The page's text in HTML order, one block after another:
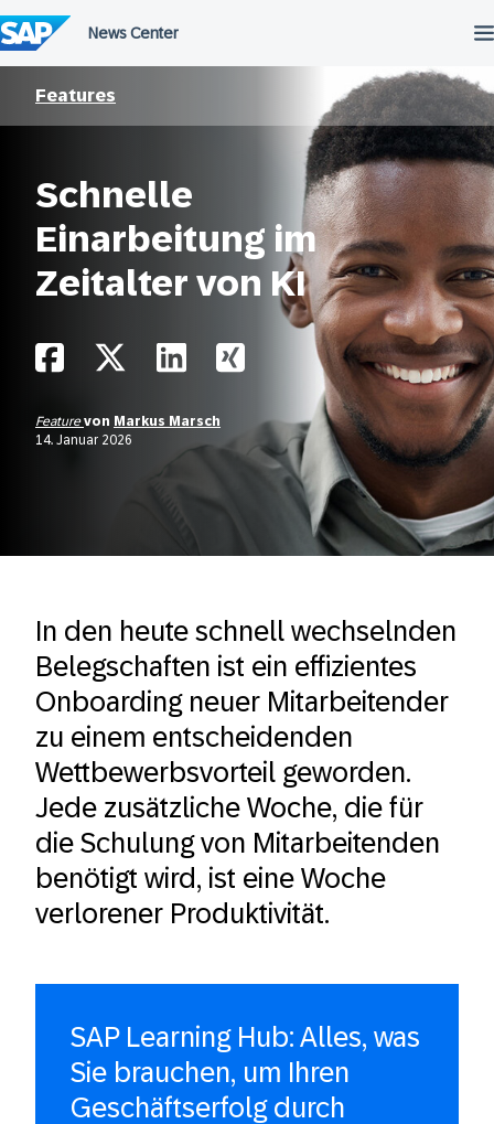
Features
Schnelle
Einarbeitung im
Zeitalter von KI
Featurevon Markus Marsch
14. Januar 2026
In den heute schnell wechselnden
Belegschaften ist ein effizientes
Onboarding neuer Mitarbeitender
zu einem entscheidenden
Wettbewerbsvorteil geworden.
Jede zusätzliche Woche, die für
die Schulung von Mitarbeitenden
benötigt wird, ist eine Woche
verlorener Produktivität.
SAP Learning Hub: Alles, was
Sie brauchen, um Ihren
Geschäftserfolg durch